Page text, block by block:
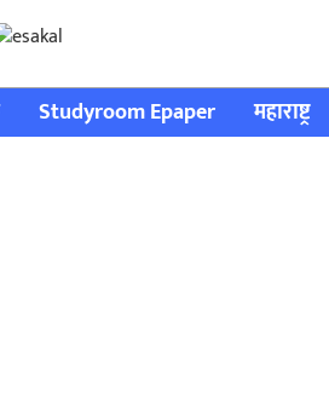
Studyroom Epaper महाराष्ट्र